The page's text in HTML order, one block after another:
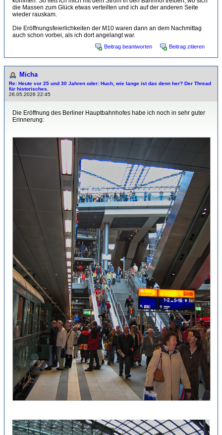
die Massen zum Glück etwas verteilten und ich auf der anderen Seite
wieder rauskam.
Die Eröffnungsfeierlichkeiten der M10 waren dann an dem Nachmittag
auch schon vorbei, als ich dort angelangt war.
Beitrag beantworten Beitrag zitieren
Micha
Re: Heute vor 25 und 30 Jahren oder: Huch, wie lange ist das denn her? Der Thread
für historisches.
26.05.2026 22:45
Die Eröffnung des Berliner Hauptbahnhofes habe ich noch in sehr guter
Erinnerung: